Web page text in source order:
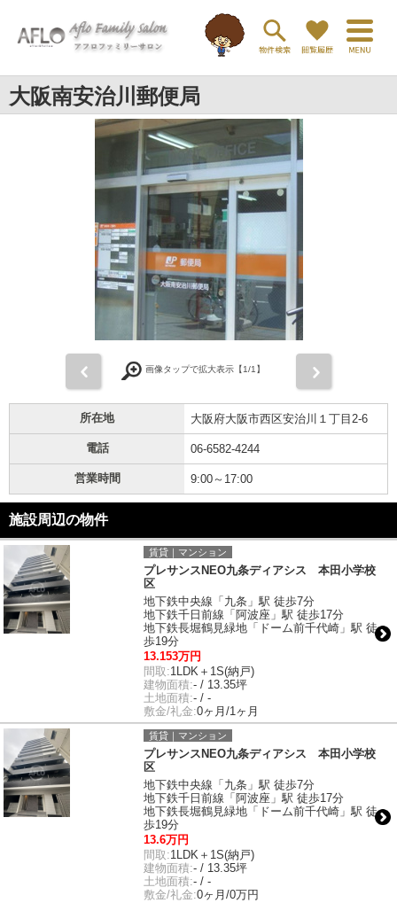
大阪南安治川郵便局
画像タップで拡大表示【1/1】
所在地 大阪府大阪市西区安治川１丁目2-6
電話 06-6582-4244
営業時間 9:00～17:00
施設周辺の物件
賃貸｜マンション
プレサンスNEO九条ディアシス 本田小学校
区
地下鉄中央線「九条」駅 徒歩7分
地下鉄千日前線「阿波座」駅 徒歩17分
地下鉄長堀鶴見緑地「ドーム前千代崎」駅 徒
歩19分
13.153万円
間取:1LDK＋1S(納戸)
建物面積:- / 13.35坪
土地面積:- / -
敷金/礼金:0ヶ月/1ヶ月
賃貸｜マンション
プレサンスNEO九条ディアシス 本田小学校
区
地下鉄中央線「九条」駅 徒歩7分
地下鉄千日前線「阿波座」駅 徒歩17分
地下鉄長堀鶴見緑地「ドーム前千代崎」駅 徒
歩19分
13.6万円
間取:1LDK＋1S(納戸)
建物面積:- / 13.35坪
土地面積:- / -
敷金/礼金:0ヶ月/0万円